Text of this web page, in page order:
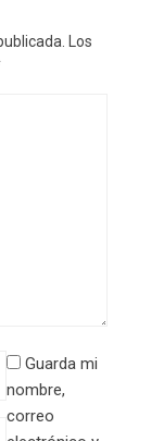
Los
Guarda mi
nombre,
correo